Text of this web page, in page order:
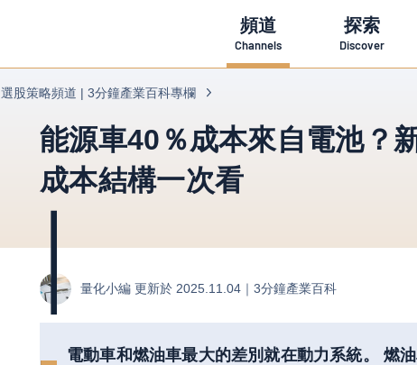
頻道
Channels
探索
Discover
選股策略頻道 | 3分鐘產業百科專欄
能源車40％成本來自電池？
成本結構一次看
量化小編 更新於 2025.11.04｜ 3分鐘產業百科
電動車和燃油車最大的差別就在動力系統。 燃